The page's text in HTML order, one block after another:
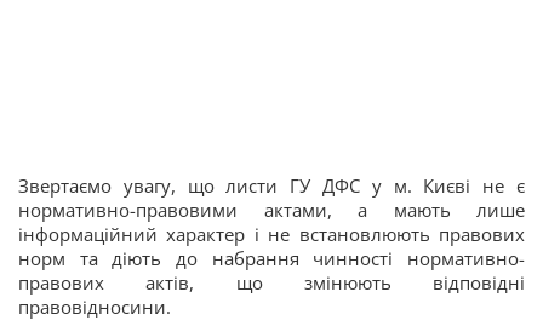
Звертаємо увагу, що листи ГУ ДФС у м. Києві не є
нормативно-правовими актами, а мають лише
інформаційний характер і не встановлюють правових
норм та діють до набрання чинності нормативно-
правових актів, що змінюють відповідні
правовідносини.